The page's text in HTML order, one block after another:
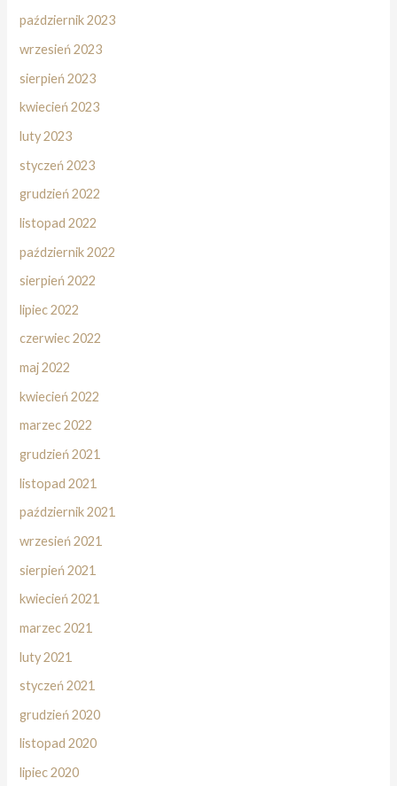
październik 2023
wrzesień 2023
sierpień 2023
kwiecień 2023
luty 2023
styczeń 2023
grudzień 2022
listopad 2022
październik 2022
sierpień 2022
lipiec 2022
czerwiec 2022
maj 2022
kwiecień 2022
marzec 2022
grudzień 2021
listopad 2021
październik 2021
wrzesień 2021
sierpień 2021
kwiecień 2021
marzec 2021
luty 2021
styczeń 2021
grudzień 2020
listopad 2020
lipiec 2020